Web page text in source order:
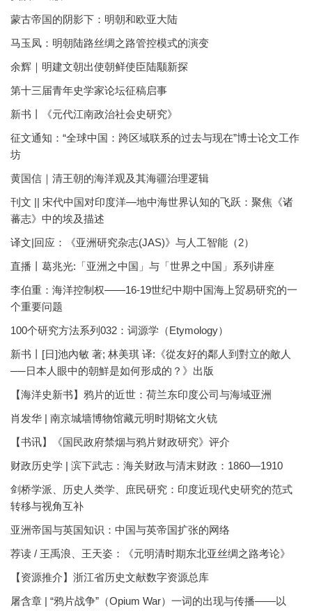
蒙古帝国的阴影下：明朝和欧亚大陆
马玉凤：明朝陆路丝绸之路管控模式的演变
余辉｜明建文朝出使朝鲜使臣陆颙新探
第十三届青年史学家论坛征稿启事
新书丨《元代江南政治社会史研究》
征文通知：“全球中国：跨区域联系的过去与现在”博士论文工作
坊
黄国信｜清王朝的海洋观及其海疆治理逻辑
刊文 || 宋代中国对印度洋—地中海世界认知的飞跃：聚焦《诸
蕃志》中的埃及描述
译文|回应：《亚洲研究杂志(JAS)》与人工智能（2）
直播丨葛兆光:「亚洲之中国」与「世界之中国」系列讲座
李伯重：海洋控制权——16-19世纪中期中国海上贸易研究的一
个重要问题
100个研究方法系列032：词源学（Etymology）
新书丨[日]池內敏 著; 林美琪 译:《從友好的鄰人到對立的敵人
──日本人眼中的朝鮮是如何形成的？》出版
【海洋史新书】鸦片的近世：荷兰东印度公司与海域亚洲
肖发华 | 南京城墙博物馆藏元明时期铭文火铳
【书讯】《国民政府禁烟与鸦片财政研究》评介
财政历史学 | 滨下武志：海关财政与清末财政：1860—1910
剑桥学派、历史人类学、庶民研究：印度近现代史研究的范式
转移与视角互补
亚洲帝国与英国知识：中国与英帝国扩张的网络
荐读 / 王禹浪、王天姿：《元明清时期东北亚丝绸之路考论》
【资源推介】浙江省历史文献数字资源总库
屠含章 | “鸦片战争”（Opium War）一词的出现与传播——以